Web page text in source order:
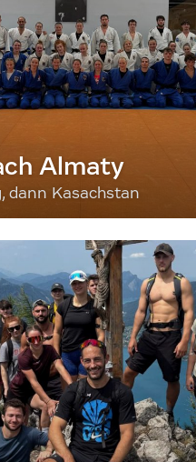
Almaty
dann Kasachstan